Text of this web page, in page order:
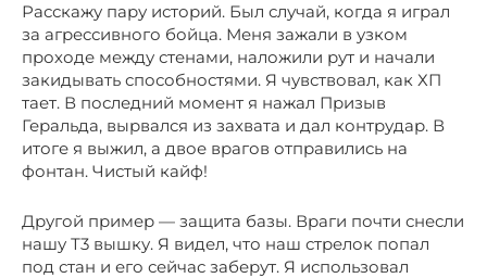
Расскажу пару историй. Был случай, когда я играл
за агрессивного бойца. Меня зажали в узком
проходе между стенами, наложили рут и начали
закидывать способностями. Я чувствовал, как ХП
тает. В последний момент я нажал Призыв
Геральда, вырвался из захвата и дал контрудар. В
итоге я выжил, а двое врагов отправились на
фонтан. Чистый кайф!
Другой пример — защита базы. Враги почти снесли
нашу Т3 вышку. Я видел, что наш стрелок попал
под стан и его сейчас заберут. Я использовал